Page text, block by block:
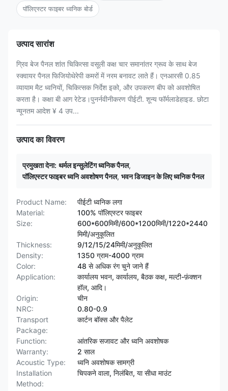
पॉलिएस्टर फाइबर ध्वनिक बोर्ड
उत्पाद सारांश
ग्रिव बेज पैनल शांत चिकित्सा वसूली कक्ष चार समानांतर ग्रूव के साथ बेज
स्क्वायर पैनल फिजियोथेरेपी कमरों में नरम बनावट लाते हैं। एनआरसी 0.85
व्यायाम मैट ध्वनियों, चिकित्सक निर्देश इको, और उपकरण बीप को अवशोषित
करता है। कक्षा बी आग रेटेड।पुनर्नवीनीकरण पीईटी. शून्य फॉर्मलाडेहाइड. छोटा
न्यूनतम आदेश ¥ 4 उप...
उत्पाद का विवरण
प्रमुखता देना: थर्मल इन्सुलेटिंग ध्वनिक पैनल,
पॉलिएस्टर फाइबर ध्वनि अवशोषण पैनल, भवन डिजाइन के लिए ध्वनिक पैनल
Product Name:
पीईटी ध्वनिक लगा
Material:
100% पॉलिएस्टर फाइबर
Size:
600*600मिमी/600*1200मिमी/1220*2440
मिमी/अनुकूलित
Thickness:
9/12/15/24मिमी/अनुकूलित
Density:
1350 ग्राम-4000 ग्राम
Color:
48 से अधिक रंग चुने जाने हैं
Application:
कार्यालय भवन, कार्यालय, बैठक कक्ष, मल्टी-फ़ंक्शन
हॉल, आदि।
Origin:
चीन
NRC:
0.80-0.9
Transport
Package:
कार्टन बॉक्स और पैलेट
Function:
आंतरिक सजावट और ध्वनि अवशोषक
Warranty:
2 साल
Acoustic Type:
ध्वनि अवशोषक सामग्री
Installation
Method:
चिपकने वाला, निलंबित, या सीधा माउंट